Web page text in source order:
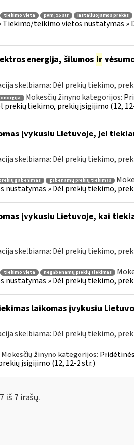
tiekimo vieta pvmį 95 str instaliuojamos prekės
Tiekimo/teikimo vietos nustatymas »
energija, šilumos ir
skelbiama: Dėl prekių tiekimo,
Mokesčių žinyno kategorijos:
tiekimo, prekių įsigijimo (12,
įvykusiu Lietuvoje, jei
skelbiama: Dėl prekių tiekimo,
gabenimas gabenamų prekių tiekimas
» Dėl prekių tiekimo,
įvykusiu Lietuvoje, kai
skelbiama: Dėl prekių tiekimo,
tiekimo vieta negabenamų prekių tiekimas
» Dėl prekių tiekimo,
laikomas įvykusiu
skelbiama: Dėl prekių tiekimo,
Mokesčių žinyno kategorijos:
įsigijimo (12, 12-2 str.)
iš 7 irašų.